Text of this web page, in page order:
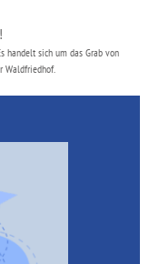
handelt sich um das Grab von
Waldfriedhof.